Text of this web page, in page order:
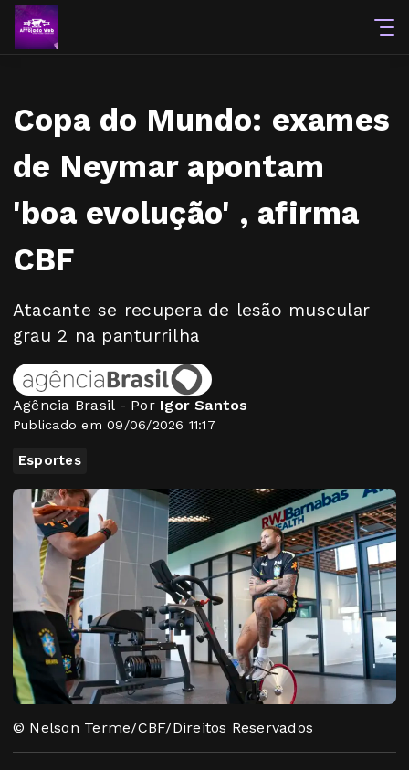
Copa do Mundo: exames
de Neymar apontam
'boa evolução' , afirma
CBF
Atacante se recupera de lesão muscular
grau 2 na panturrilha
Agência Brasil - Por Igor Santos
Publicado em 09/06/2026 11:17
Esportes
© Nelson Terme/CBF/Direitos Reservados